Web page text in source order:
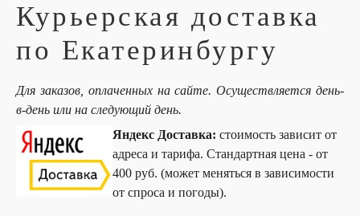
Курьерская доставка
по Екатеринбургу
Для заказов, оплаченных на сайте. Осуществляется день-
в-день или на следующий день.
Яндекс Доставка: стоимость зависит от
адреса и тарифа. Стандартная цена - от
400 руб. (может меняться в зависимости
от спроса и погоды).